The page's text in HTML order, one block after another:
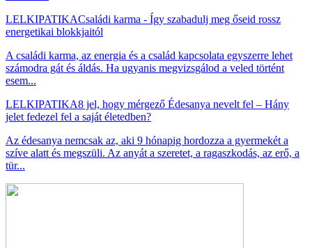
LELKIPATIKACsaládi karma - Így szabadulj meg őseid rossz
energetikai blokkjaitól
A családi karma, az energia és a család kapcsolata egyszerre lehet
számodra gát és áldás. Ha ugyanis megvizsgálod a veled történt
esem...
LELKIPATIKA8 jel, hogy mérgező Édesanya nevelt fel – Hány
jelet fedezel fel a saját életedben?
Az édesanya nemcsak az, aki 9 hónapig hordozza a gyermekét a
szíve alatt és megszüli. Az anyát a szeretet, a ragaszkodás, az erő, a
tür...